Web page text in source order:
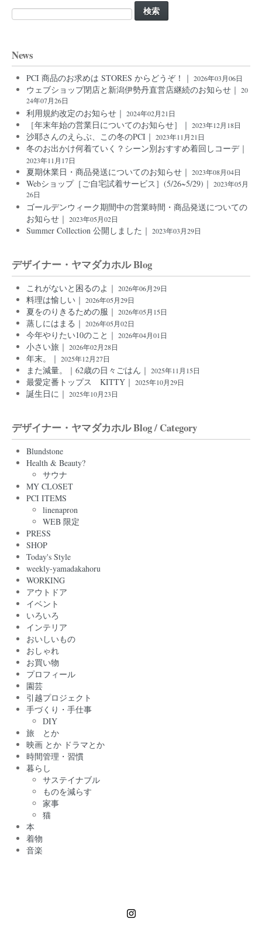
検
索:
News
PCI 商品のお求めは STORES からどうぞ！｜ 2026年03月06日
ウェブショップ閉店と新潟伊勢丹直営店継続のお知らせ｜ 20
24年07月26日
利用規約改定のお知らせ｜ 2024年02月21日
［年末年始の営業日についてのお知らせ］｜ 2023年12月18日
沙耶さんのえらぶ、この冬のPCI｜ 2023年11月21日
冬のお出かけ何着ていく？シーン別おすすめ着回しコーデ｜
2023年11月17日
夏期休業日・商品発送についてのお知らせ｜ 2023年08月04日
Webショップ［ご自宅試着サービス］(5/26~5/29)｜ 2023年05月
26日
ゴールデンウィーク期間中の営業時間・商品発送についての
お知らせ｜ 2023年05月02日
Summer Collection 公開しました｜ 2023年03月29日
デザイナー・ヤマダカホル Blog
これがないと困るのよ｜ 2026年06月29日
料理は愉しい｜ 2026年05月29日
夏をのりきるための服｜ 2026年05月15日
蒸しにはまる｜ 2026年05月02日
今年やりたい10のこと｜ 2026年04月01日
小さい旅｜ 2026年02月28日
年末。｜ 2025年12月27日
また減量。｜62歳の日々ごはん｜ 2025年11月15日
最愛定番トップス KITTY｜ 2025年10月29日
誕生日に｜ 2025年10月23日
デザイナー・ヤマダカホル Blog / Category
Blundstone
Health & Beauty?
サウナ
MY CLOSET
PCI ITEMS
linenapron
WEB 限定
PRESS
SHOP
Today's Style
weekly-yamadakahoru
WORKING
アウトドア
イベント
いろいろ
インテリア
おいしいもの
おしゃれ
お買い物
プロフィール
園芸
引越プロジェクト
手づくり・手仕事
DIY
旅 とか
映画 とか ドラマとか
時間管理・習慣
暮らし
サステイナブル
ものを減らす
家事
猫
本
着物
音楽